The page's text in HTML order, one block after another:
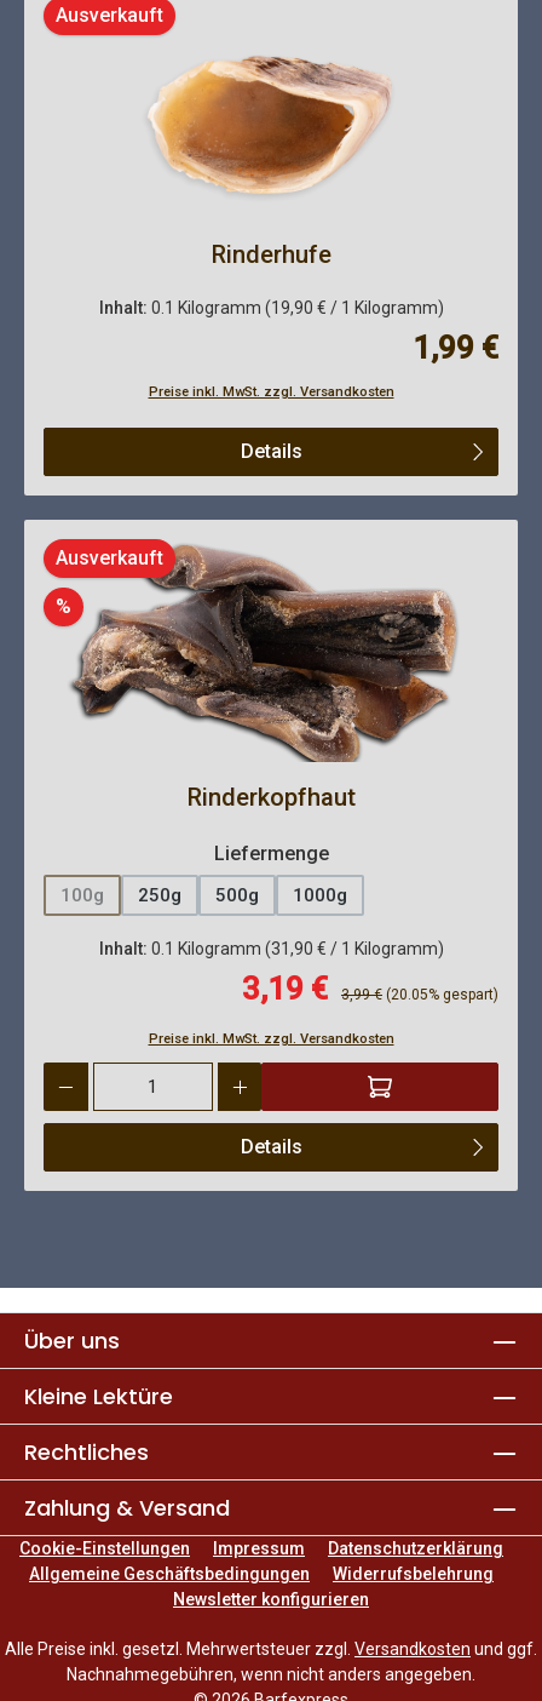
Ausverkauft
Rinderhufe
Inhalt: 0.1 Kilogramm (19,90 € / 1 Kilogramm)
Regulärer
1,99 €
Preise inkl. MwSt. zzgl. Versandkosten
Details
Ausverkauft
% Rabatt
Rinderkopfhaut
Liefermengeauswählen
100g
(Diese Option ist zurzeit nicht verfügbar.)
250g 500g 1000g
Inhalt: 0.1 Kilogramm (31,90 € / 1 Kilogramm)
Verkaufspreis:
3,19 € Regulärer Preis:
3,99 € (20.05% gespart)
Preise inkl. MwSt. zzgl. Versandkosten
Produkt Anzahl: Gib den gewünschten Wert ein oder benutze
Details
Über uns
Kleine Lektüre
Rechtliches
Zahlung & Versand
Cookie-Einstellungen Impressum
Datenschutzerklärung
Allgemeine Geschäftsbedingungen
Widerrufsbelehrung
Newsletter konfigurieren
Alle Preise inkl. gesetzl. Mehrwertsteuer zzgl. Versandkosten und ggf.
Nachnahmegebühren, wenn nicht anders angegeben.